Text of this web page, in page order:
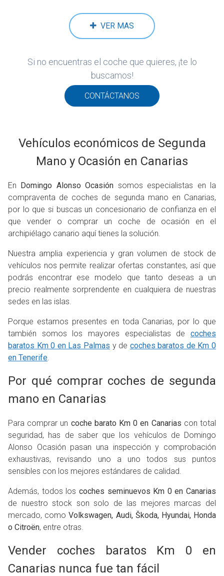
VER MAS
Si no encuentras el coche que quieres, ¡te lo
buscamos!
CONTÁCTANOS
Vehículos económicos de Segunda
Mano y Ocasión en Canarias
En Domingo Alonso Ocasión somos especialistas en la
compraventa de coches de segunda mano en Canarias,
por lo que si buscas un concesionario de confianza en el
que vender o comprar un coche de ocasión en el
archipiélago canario aquí tienes la solución.
Nuestra amplia experiencia y gran volumen de stock de
vehículos nos permite realizar ofertas constantes, así que
podrás encontrar ese modelo que tanto deseas a un
precio realmente sorprendente en cualquiera de nuestras
sedes en las islas.
Porque estamos presentes en toda Canarias, por lo que
también somos los mayores especialistas de coches
baratos Km 0 en Las Palmas y de coches baratos de Km 0
en Tenerife
Por qué comprar coches de segunda
mano en Canarias
Para comprar un coche barato Km 0 en Canarias con total
seguridad, has de saber que los vehículos de Domingo
Alonso Ocasión pasan una inspección y comprobación
exhaustivas, revisando uno a uno todos sus puntos
sensibles con los mejores estándares de calidad.
Además, todos los coches seminuevos Km 0 en Canarias
de nuestro stock son solo de las mejores marcas del
mercado, comoVolkswagen, Audi, Škoda, Hyundai, Honda
o Citroën, entre otras.
Vender coches baratos Km 0 en
Canarias nunca fue tan fácil